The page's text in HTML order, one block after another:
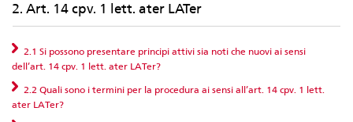
2. Art. 14 cpv. 1 lett. ater LATer
2.1 Si possono presentare principi attivi sia noti che nuovi ai sensi
dell’art. 14 cpv. 1 lett. ater LATer?
2.2 Quali sono i termini per la procedura ai sensi all’art. 14 cpv. 1 lett.
ater LATer?